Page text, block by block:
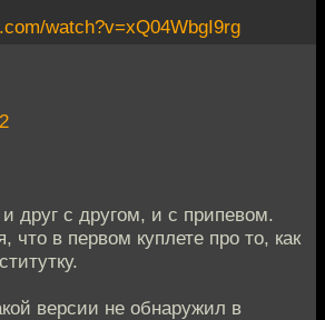
watch?v=xQ04WbgI9rg
друг с другом, и с припевом.
что в первом куплете про то, как
версии не обнаружил в